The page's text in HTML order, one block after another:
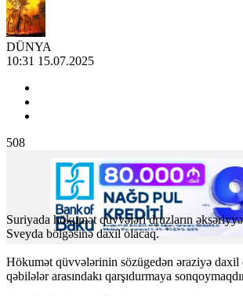
DÜNYA
10:31 15.07.2025
508
Suriyada hökumət qüvvələri druzların
Sveyda bölgəsinə daxil olacaq.
Hökumət qüvvələrinin sözügedən əraziyə daxil
qəbilələr arasındakı qarşıdurmaya